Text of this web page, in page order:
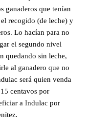
ganaderos que tenían
recogido (de leche) y
Lo hacían para no
el segundo nivel
quedando sin leche,
al ganadero que no
será quien venda
centavos por
a Indulac por